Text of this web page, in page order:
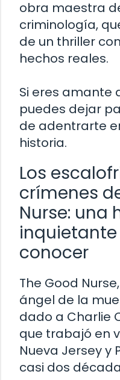
obra maestra
criminología,
de un thriller
hechos reales.
Si eres amante
puedes dejar
de adentrarte
historia.
Los
crímenes
Nurse: una
conocer
The Good
ángel de la
dado a Charlie
que trabajó en
Nueva Jersey y
casi dos